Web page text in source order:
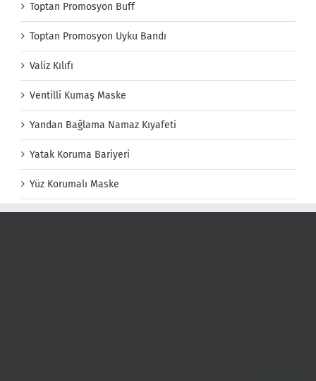
Toptan Promosyon Buff
Toptan Promosyon Uyku Bandı
Valiz Kılıfı
Ventilli Kumaş Maske
Yandan Bağlama Namaz Kıyafeti
Yatak Koruma Bariyeri
Yüz Korumalı Maske